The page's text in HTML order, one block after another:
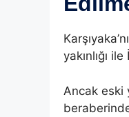
yakınlığı
Ancak eski